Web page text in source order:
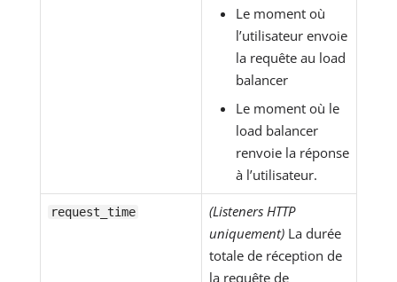
Le moment où
l’utilisateur envoie
la requête au load
balancer
Le moment où le
load balancer
renvoie la réponse
à l’utilisateur.
request_time
(Listeners HTTP
uniquement)La durée
totale de réception de
la requête de